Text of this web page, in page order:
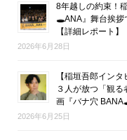
8年越しの約束！
🕳ANA』舞台挨拶
【詳細レポート】
2026年6月28日
【稲垣吾郎イン
３人が放つ「観
画『バナ穴
2026年6月25日